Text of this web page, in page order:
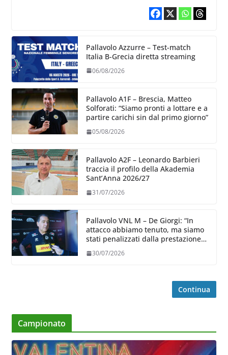
Pallavolo Azzurre – Test-match
Italia B-Grecia diretta streaming
06/08/2026
Pallavolo A1F – Brescia, Matteo
Solforati: “Siamo pronti a lottare e a
partire carichi sin dal primo giorno”
05/08/2026
Pallavolo A2F – Leonardo Barbieri
traccia il profilo della Akademia
Sant’Anna 2026/27
31/07/2026
Pallavolo VNL M – De Giorgi: “In
attacco abbiamo tenuto, ma siamo
stati penalizzati dalla prestazione
30/07/2026
Continua
Campionato